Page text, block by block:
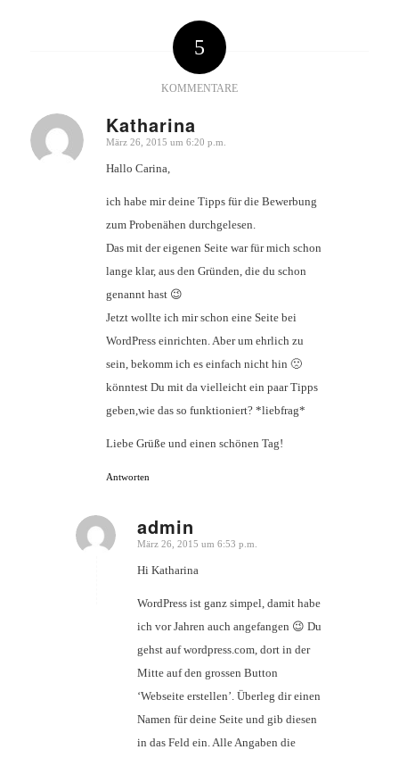
5
KOMMENTARE
Katharina
sagte:
März 26, 2015 um 6:20 p.m.
Hallo Carina,
ich habe mir deine Tipps für die Bewerbung
zum Probenähen durchgelesen.
Das mit der eigenen Seite war für mich schon
lange klar, aus den Gründen, die du schon
genannt hast 😉
Jetzt wollte ich mir schon eine Seite bei
WordPress einrichten. Aber um ehrlich zu
sein, bekomm ich es einfach nicht hin 🙁
könntest Du mit da vielleicht ein paar Tipps
geben,wie das so funktioniert? *liebfrag*
Liebe Grüße und einen schönen Tag!
Antworten
admin
sagte:
März 26, 2015 um 6:53 p.m.
Hi Katharina
WordPress ist ganz simpel, damit habe
ich vor Jahren auch angefangen 😉 Du
gehst auf wordpress.com, dort in der
Mitte auf den grossen Button
‘Webseite erstellen’. Überleg dir einen
Namen für deine Seite und gib diesen
in das Feld ein. Alle Angaben die